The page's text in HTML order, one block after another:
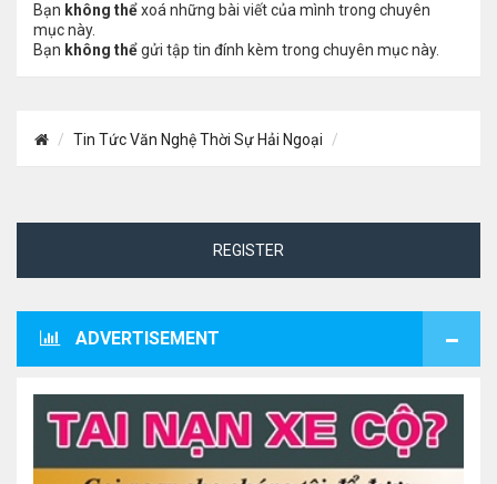
Bạn không thểxoá những bài viết của mình trong chuyên
mục này.
Bạn không thểgửi tập tin đính kèm trong chuyên mục này.
Tin Tức Văn Nghệ Thời Sự Hải Ngoại
REGISTER
ADVERTISEMENT